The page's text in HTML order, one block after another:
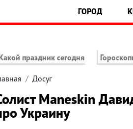
ГОРОД
праздник сегодня
Досуг
Maneskin
Украину